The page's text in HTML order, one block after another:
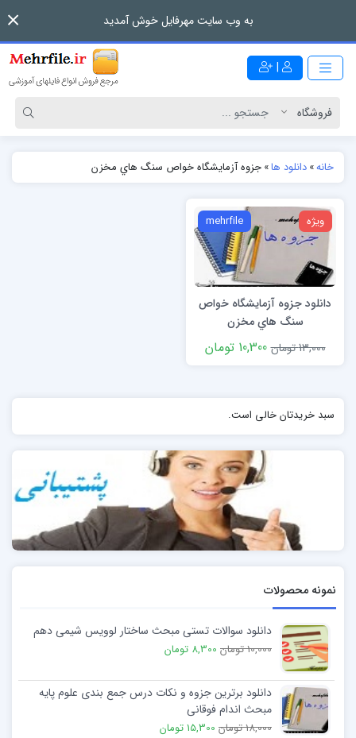
به وب سایت مهرفایل خوش آمدید
|
خانه»دانلود ها»جزوه آزمایشگاه خواص سنگ هاي مخزن
ویژه mehrfile
دانلود جزوه آزمایشگاه خواص
سنگ هاي مخزن
13,000 تومان
10,300 تومان
سبد خریدتان خالی است.
نمونه محصولات
دانلود سوالات تستی مبحث ساختار لوویس شیمی دهم
10,000 تومان 8,300 تومان
دانلود برترین جزوه و نکات درس جمع بندی علوم پایه
مبحث اندام فوقانی
18,000 تومان 15,300 تومان